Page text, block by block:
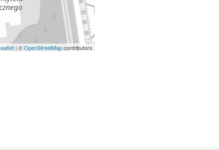
| ©OpenStreetMapcontributors